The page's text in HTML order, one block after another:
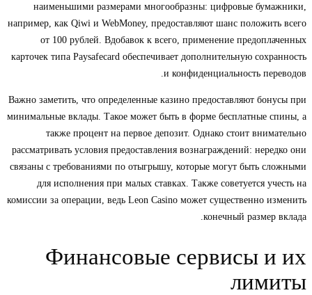
наименьшими размерами многообразны: цифровые бумажники,
например, как Qiwi и WebMoney, предоставляют шанс положить всего
от 100 рублей. Вдобавок к всего, применение предоплаченных
карточек типа Paysafecard обеспечивает дополнительную сохранность
и конфиденциальность переводов.
Важно заметить, что определенные казино предоставляют бонусы при
минимальные вклады. Такое может быть в форме бесплатные спины, а
также процент на первое депозит. Однако стоит внимательно
рассматривать условия предоставления вознаграждений: нередко они
связаны с требованиями по отыгрышу, которые могут быть сложными
для исполнения при малых ставках. Также советуется учесть на
комиссии за операции, ведь Leon Casino может существенно изменить
конечный размер вклада.
Финансовые сервисы и их
лимиты